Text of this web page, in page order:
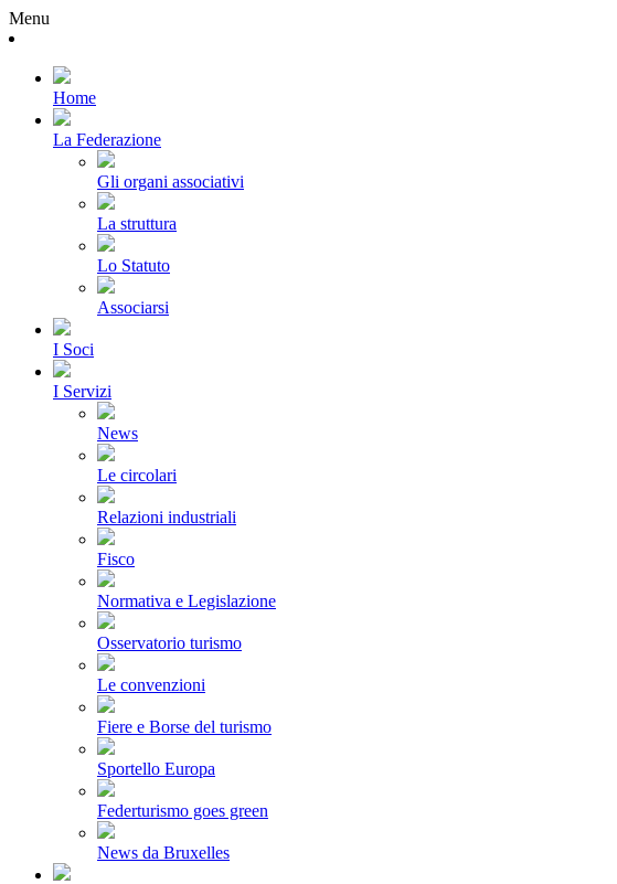
Menu
Home
La Federazione
Gli organi associativi
La struttura
Lo Statuto
Associarsi
I Soci
I Servizi
News
Le circolari
Relazioni industriali
Fisco
Normativa e Legislazione
Osservatorio turismo
Le convenzioni
Fiere e Borse del turismo
Sportello Europa
Federturismo goes green
News da Bruxelles